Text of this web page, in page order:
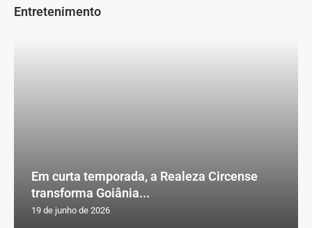
Entretenimento
Em curta temporada, a Realeza Circense
transforma Goiânia...
19 de junho de 2026